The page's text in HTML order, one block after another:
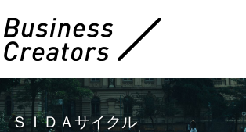
ＳＩＤＡサイクル